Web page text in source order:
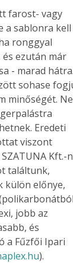
farost- vagy
a sablonra kell
ronggyal
ezután már
- marad hátra.
sohase
minőségét.
Eredeti
viszont
Kft.-
találtunk,
külön előnye,
jobb az
és
a Fűzfői Ipari
).